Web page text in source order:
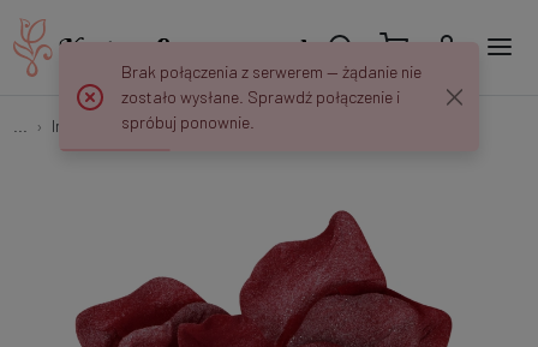
Inne Magnolia oszroniona W181
Brak połączenia z serwerem — żądanie nie
zostało wysłane. Sprawdź połączenie i
spróbuj ponownie.